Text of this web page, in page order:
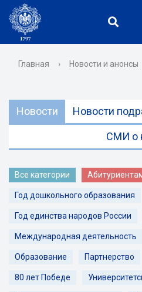
Главная › Новости и анонсы
Новости Новости
СМИ о
Все категории
Год дошкольного образования
Год единства народов России
Международная деятельность
Образование Партнерство
80 лет Победе